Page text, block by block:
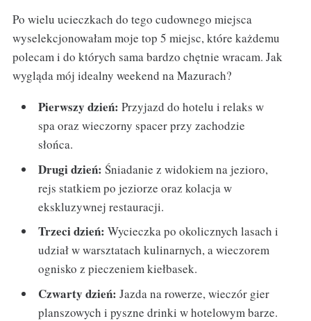
Po wielu ucieczkach do tego cudownego miejsca
wyselekcjonowałam moje top 5 miejsc, które każdemu
polecam i do których sama bardzo chętnie wracam. Jak
wygląda mój idealny weekend na Mazurach?
Pierwszy dzień: Przyjazd do hotelu i relaks w
spa oraz wieczorny spacer przy zachodzie
słońca.
Drugi dzień: Śniadanie z widokiem na jezioro,
rejs statkiem po jeziorze oraz kolacja w
ekskluzywnej restauracji.
Trzeci dzień: Wycieczka po okolicznych lasach i
udział w warsztatach kulinarnych, a wieczorem
ognisko z pieczeniem kiełbasek.
Czwarty dzień: Jazda na rowerze, wieczór gier
planszowych i pyszne drinki w hotelowym barze.